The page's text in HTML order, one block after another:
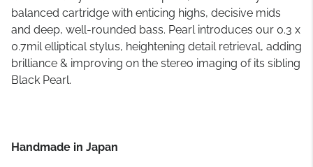
balanced cartridge with enticing highs, decisive mids
and deep, well-rounded bass. Pearl introduces our 0.3 x
0.7mil elliptical stylus, heightening detail retrieval, adding
brilliance & improving on the stereo imaging of its sibling
Black Pearl.
Handmade in Japan